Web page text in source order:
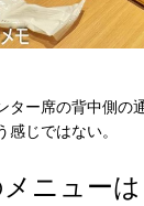
ター席の背中側
じではない。
ニューは